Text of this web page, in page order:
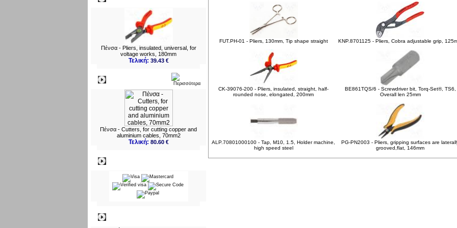
Πένσα - Pliers, insulated, universal, for
voltage works, 180mm
Τελική: 39.43 €
Πένσα - Cutters, for cutting copper and
aluminium cables, 70mm2
Τελική: 80.60 €
FUT.PH-01 - Pliers, 130mm, Tip shape straight KNP.8701125 - Pliers, Cobra adjustable grip,
CK-39076-200 - Pliers, insulated, straight, half-
rounded nose, elongated, 200mm
BE861TQS/6 - Screwdriver bit, Torq-Set®, TS6,
Overall len 25mm
ALP.70801000100 - Tap, M10, 1.5, Holder machine,
high speed steel
PG-PN2003 - Pliers, gripping surfaces are
grooved,flat, 146mm